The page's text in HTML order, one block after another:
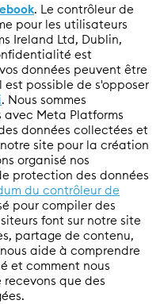
. Le contrôleur de
pour les utilisateurs
Ireland Ltd, Dublin,
est
données peuvent être
est possible de s'opposer
. Nous sommes
Meta Platforms
données collectées et
site pour la création
organisé nos
protection des données
du contrôleur de
pour compiler des
font sur notre site
partage de contenu,
aide à comprendre
et comment nous
recevons que des